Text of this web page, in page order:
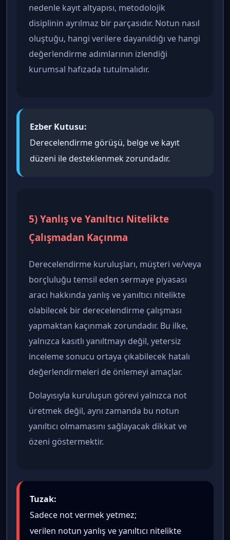
nedenle kayıt altyapısı, metodolojik
disiplinin ayrılmaz bir parçasıdır. Notun nasıl
oluştuğu, hangi verilere dayanıldığı ve hangi
değerlendirme adımlarının izlendiği
kurumsal hafızada tutulmalıdır.
Ezber Kutusu:
Derecelendirme görüşü, belge ve kayıt
düzeni ile desteklenmek zorundadır.
5) Yanlış ve Yanıltıcı Nitelikte
Çalışmadan Kaçınma
Derecelendirme kuruluşları, müşteri ve/veya
borçluluğu temsil eden sermaye piyasası
aracı hakkında yanlış ve yanıltıcı nitelikte
olabilecek bir derecelendirme çalışması
yapmaktan kaçınmak zorundadır. Bu ilke,
yalnızca kasıtlı yanıltmayı değil, yetersiz
inceleme sonucu ortaya çıkabilecek hatalı
değerlendirmeleri de önlemeyi amaçlar.
Dolayısıyla kuruluşun görevi yalnızca not
üretmek değil, aynı zamanda bu notun
yanıltıcı olmamasını sağlayacak dikkat ve
özeni göstermektir.
Tuzak:
Sadece not vermek yetmez;
verilen notun yanlış ve yanıltıcı nitelikte